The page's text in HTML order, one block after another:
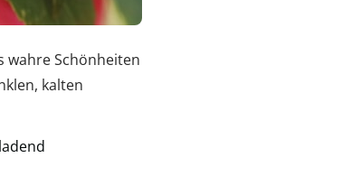
wahre Schönheiten
kalten